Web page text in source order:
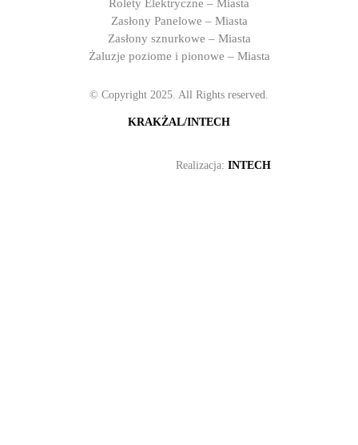
Rolety Elektryczne – Miasta
Zasłony Panelowe – Miasta
Zasłony sznurkowe – Miasta
Żaluzje poziome i pionowe – Miasta
© Copyright 2025. All Rights reserved.
KRAKŻAL/INTECH
Realizacja: INTECH